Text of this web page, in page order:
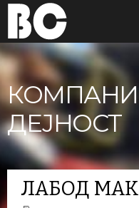
ДЕЈНОСТ
ЛАБОД